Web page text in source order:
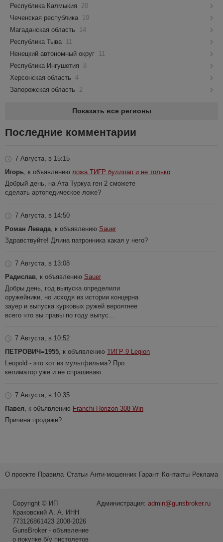
Республика Калмыкия
20
Чеченская республика
19
Магаданская область
14
Республика Тыва
11
Ненецкий автономный округ
11
Республика Ингушетия
8
Херсонская область 4
Запорожская область
2
Показать все регионы
Последние комментарии
7 Августа, в 15:15
Игорь, к объявлению ложа ТИГР буллпап и не только
Добрый день, на Ата Туркуа ген 2 сможете
сделать артопедическое ложе?
7 Августа, в 14:50
Роман Левада, к объявлению Sauer
Здравствуйте! Длина патронника какая у него?
7 Августа, в 13:08
Радислав, к объявлению Sauer
Добры день, год выпуска определили
оружейники, но исходя из истории концерна
зауер и выпуска курковых ружей вероятнее
всего что вы правы по году выпус...
7 Августа, в 10:52
ПЕТРОВИЧ=1955, к объявлению ТИГР-9 Legion
Leopold - это кот из мультфильма? Про
келиматор уже и не спрашиваю.
7 Августа, в 10:35
Павел, к объявлению Franchi Horizon 308 Win
Причина продажи?
О проекте Правила Статьи Анти-мошенник Гарант Контакты Реклама
Администрация: admin@gunsbroker.ru
Copyright © ИП
Краковский А. А. ИНН
773126861423 2008-2026
GunsBroker - объявление
о покупке б/у пистолетов